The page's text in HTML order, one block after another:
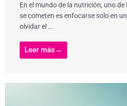
En el mundo de la nutrición, uno
se cometen es enfocarse solo en
olvidar el ...
Leer más→